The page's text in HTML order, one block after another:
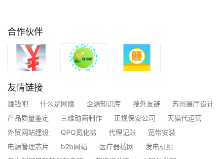
合作伙伴
友情链接
赚钱吧 什么是网赚 企源知识库 搜外友链
苏州展厅设计
产品质量鉴定
三维动画制作 正规保安公司
天猫代运营
外贸网站建设
QPQ氮化盐 代理记账
宽带安装
电源管理芯片
b2b网站 医疗器械网
发电机组